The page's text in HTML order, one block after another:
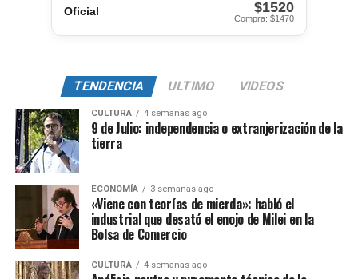
Oficial $1520
Compra: $1470
TENDENCIA ULTIMO VIDEOS
CULTURA 4 semanas ago
9 de Julio: independencia o extranjerización de la
tierra
ECONOMÍA 3 semanas ago
«Viene con teorías de mierda»: habló el
industrial que desató el enojo de Milei en la
Bolsa de Comercio
CULTURA 4 semanas ago